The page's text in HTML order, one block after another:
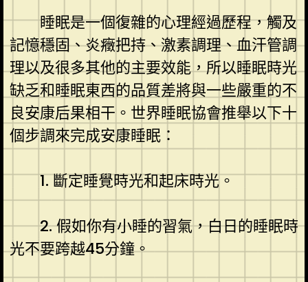
睡眠是一個復雜的心理經過歷程，觸及
記憶穩固、炎癥把持、激素調理、血汗管調
理以及很多其他的主要效能，所以睡眠時光
缺乏和睡眠東西的品質差將與一些嚴重的不
良安康后果相干。世界睡眠協會推舉以下十
個步調來完成安康睡眠：
1. 斷定睡覺時光和起床時光。
2. 假如你有小睡的習氣，白日的睡眠時
光不要跨越45分鐘。